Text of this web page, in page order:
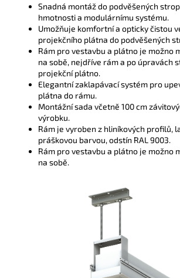
Snadná montáž do podvěšených
hmotnosti a modulárnímu systému.
Umožňuje komfortní a opticky čistou
projekčního plátna do podvěšených
Rám pro vestavbu a plátno je možno
na sobě, nejdříve rám a po úpravách
projekční plátno.
Elegantní zaklapávací systém pro
plátna do rámu.
Montážní sada včetně 100 cm
výrobku.
Rám je vyroben z hliníkových profilů,
práškovou barvou, odstín RAL 9003.
Rám pro vestavbu a plátno je možno
na sobě.